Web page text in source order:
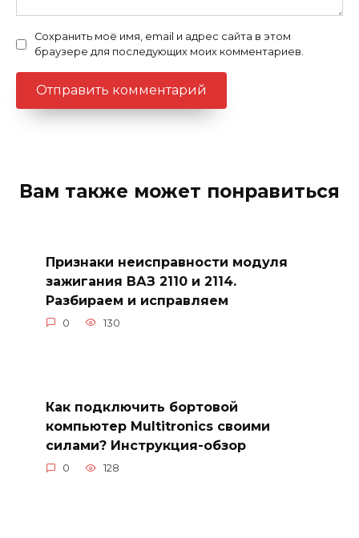
Сохранить моё имя, email и адрес сайта в этом
браузере для последующих моих комментариев.
Вам также может понравиться
Признаки неисправности модуля
зажигания ВАЗ 2110 и 2114.
Разбираем и исправляем
0 130
Как подключить бортовой
компьютер Multitronics своими
силами? Инструкция-обзор
0 128